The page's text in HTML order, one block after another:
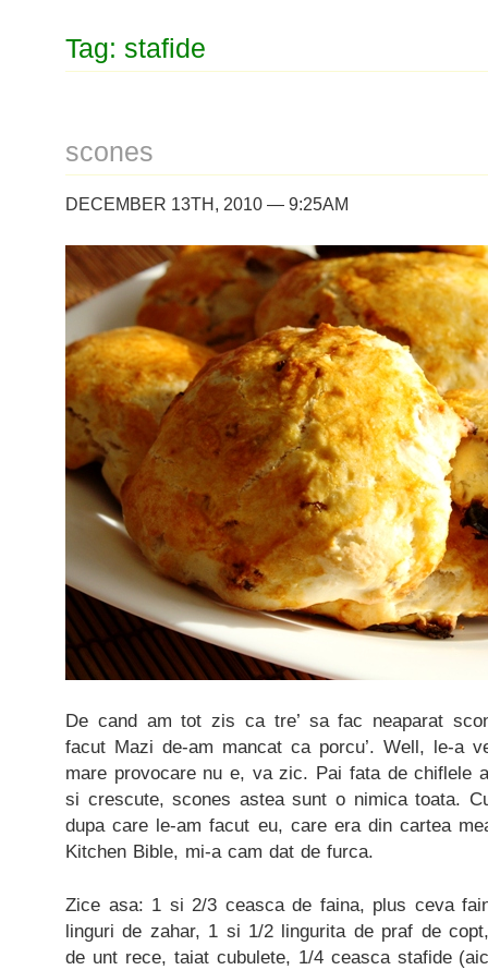
Tag: stafide
scones
DECEMBER 13TH, 2010 — 9:25AM
De cand am tot zis ca tre’ sa fac neaparat
facut Mazi de-am mancat ca porcu’. Well, le-a
mare provocare nu e, va zic. Pai fata de chiflele
si crescute, scones astea sunt o nimica toata.
dupa care le-am facut eu, care era din cartea
Kitchen Bible, mi-a cam dat de furca.
Zice asa: 1 si 2/3 ceasca de faina, plus ceva
linguri de zahar, 1 si 1/2 lingurita de praf de
de unt rece, taiat cubulete, 1/4 ceasca stafide